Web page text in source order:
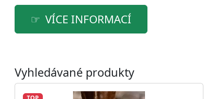
VÍCE INFORMACÍ
Vyhledávané produkty